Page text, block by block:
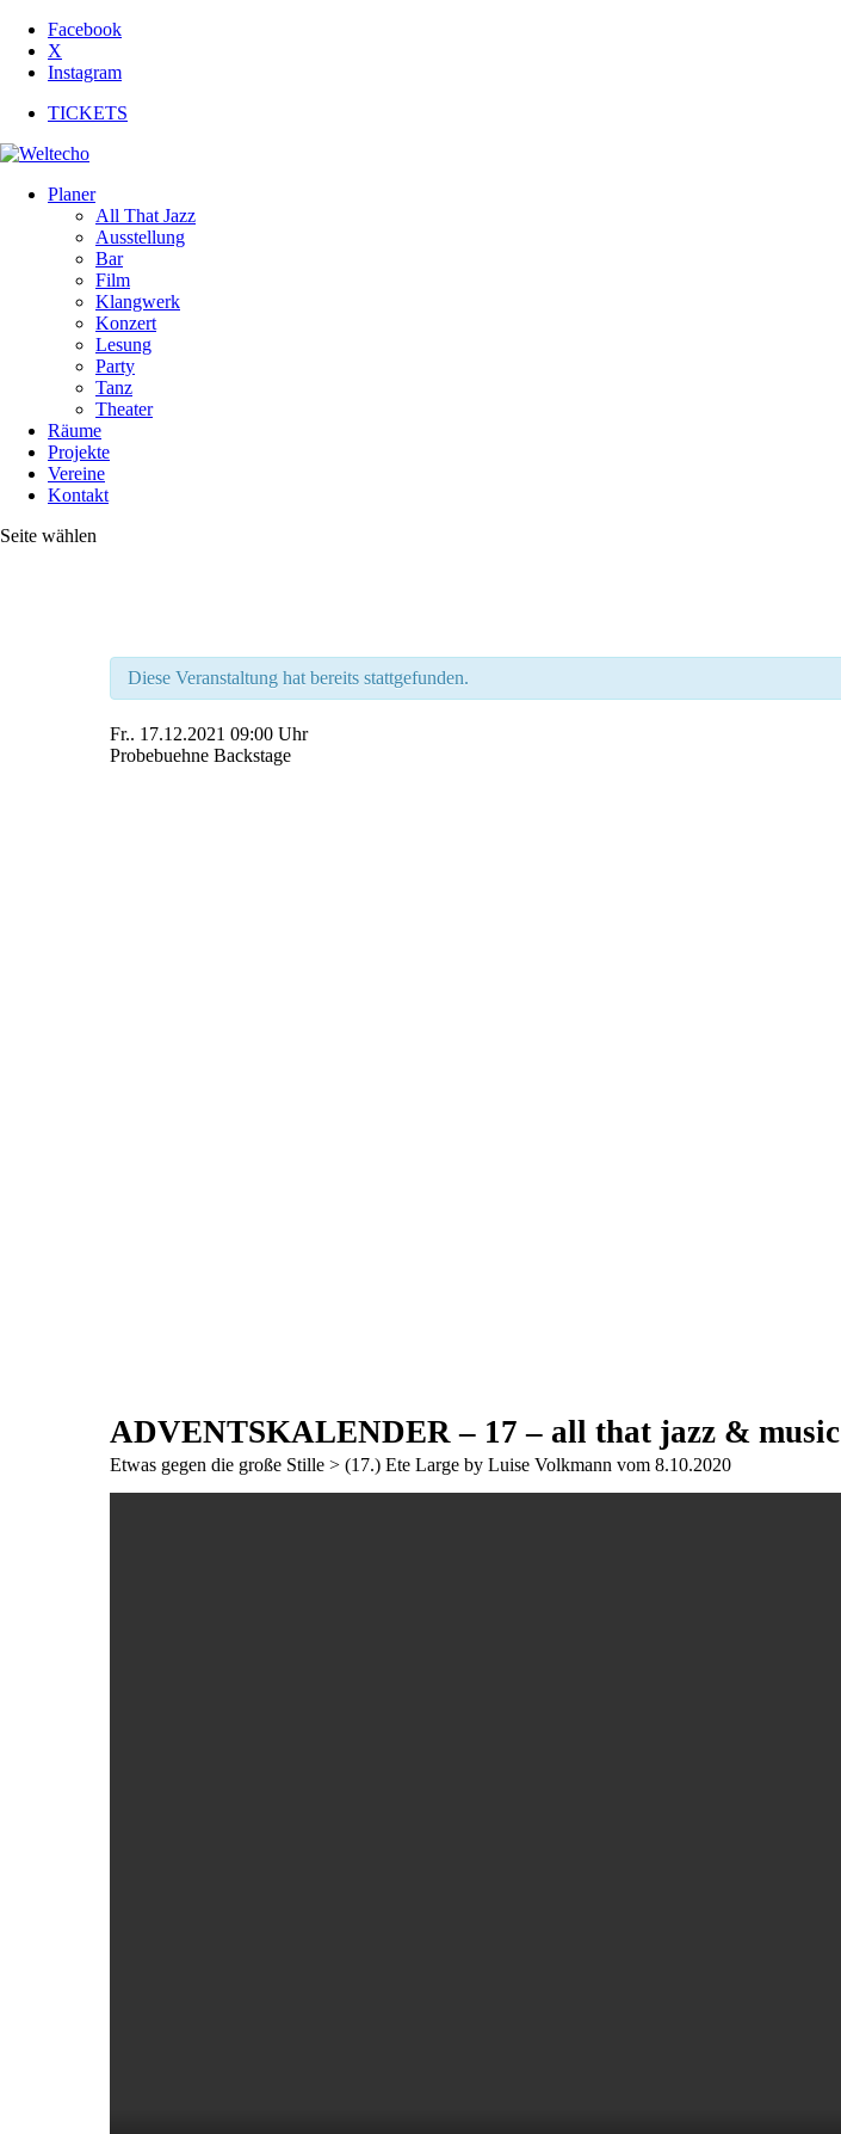
Facebook
X
Instagram
TICKETS
Planer
All That Jazz
Ausstellung
Bar
Film
Klangwerk
Konzert
Lesung
Party
Tanz
Theater
Räume
Projekte
Vereine
Kontakt
Seite wählen
Diese Veranstaltung hat bereits stattgefunden.
Fr.. 17.12.2021 09:00 Uhr
Probebuehne Backstage
ADVENTSKALENDER – 17 – all that jazz & music
Etwas gegen die große Stille > (17.) Ete Large by Luise Volkmann vom 8.10.2020